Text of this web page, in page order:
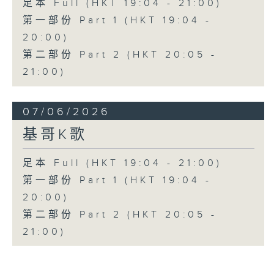
足本 Full (HKT 19:04 - 21:00)
第一部份 Part 1 (HKT 19:04 -
20:00)
第二部份 Part 2 (HKT 20:05 -
21:00)
07/06/2026
基哥K歌
足本 Full (HKT 19:04 - 21:00)
第一部份 Part 1 (HKT 19:04 -
20:00)
第二部份 Part 2 (HKT 20:05 -
21:00)